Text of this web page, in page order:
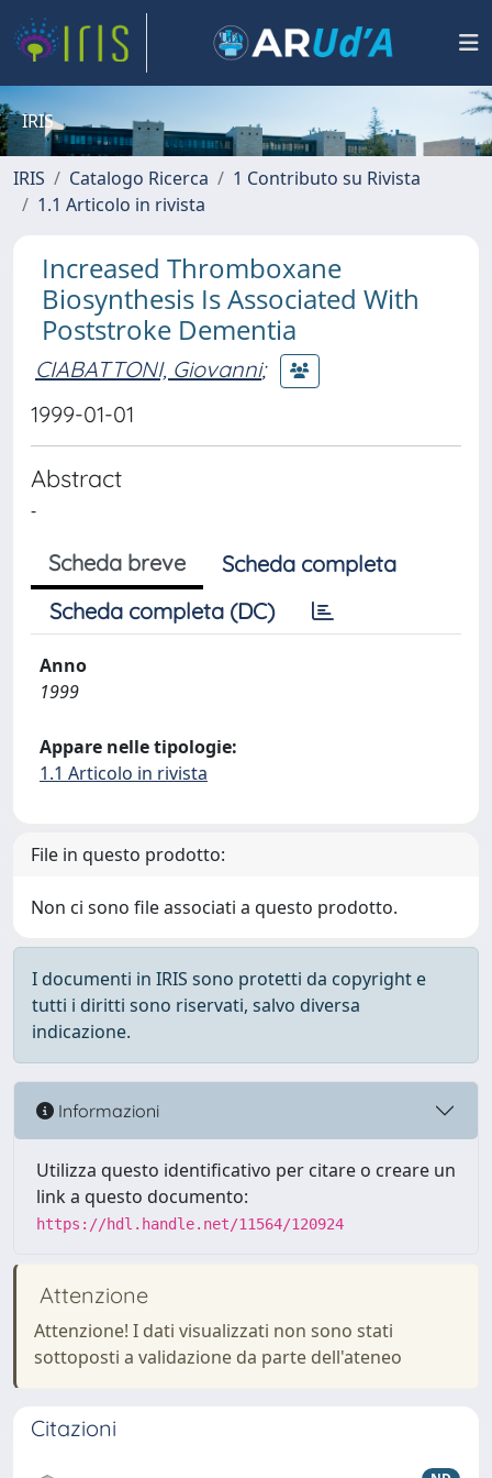
IRIS
IRIS Catalogo Ricerca
1 Contributo su Rivista
1.1 Articolo in rivista
Increased Thromboxane
Biosynthesis Is Associated With
Poststroke Dementia
CIABATTONI, Giovanni;
1999-01-01
Abstract
-
Scheda breve
Scheda completa
Scheda completa (DC)
Anno
1999
Appare nelle tipologie:
1.1 Articolo in rivista
File in questo prodotto:
Non ci sono file associati a questo prodotto.
I documenti in IRIS sono protetti da copyright e
tutti i diritti sono riservati, salvo diversa
indicazione.
Informazioni
Utilizza questo identificativo per citare o creare un
link a questo documento:
https://hdl.handle.net/11564/120924
Attenzione
Attenzione! I dati visualizzati non sono stati
sottoposti a validazione da parte dell'ateneo
Citazioni